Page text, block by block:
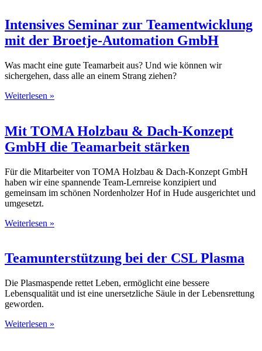
Intensives Seminar zur Teamentwicklung
mit der Broetje-Automation GmbH
Was macht eine gute Teamarbeit aus? Und wie können wir
sichergehen, dass alle an einem Strang ziehen?
Weiterlesen »
Mit TOMA Holzbau & Dach-Konzept
GmbH die Teamarbeit stärken
Für die Mitarbeiter von TOMA Holzbau & Dach-Konzept GmbH
haben wir eine spannende Team-Lernreise konzipiert und
gemeinsam im schönen Nordenholzer Hof in Hude ausgerichtet und
umgesetzt.
Weiterlesen »
Teamunterstützung bei der CSL Plasma
Die Plasmaspende rettet Leben, ermöglicht eine bessere
Lebensqualität und ist eine unersetzliche Säule in der Lebensrettung
geworden.
Weiterlesen »